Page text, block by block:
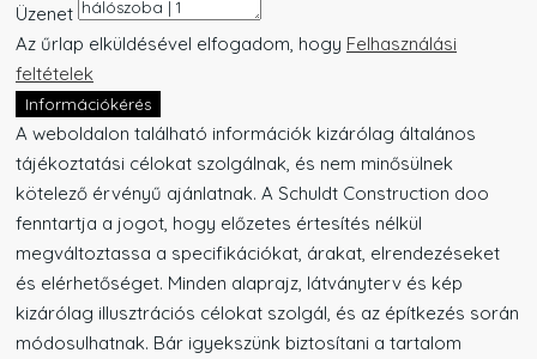
Üzenet
Az űrlap elküldésével elfogadom, hogy Felhasználási
feltételek
Információkérés
A weboldalon található információk kizárólag általános
tájékoztatási célokat szolgálnak, és nem minősülnek
kötelező érvényű ajánlatnak. A Schuldt Construction doo
fenntartja a jogot, hogy előzetes értesítés nélkül
megváltoztassa a specifikációkat, árakat, elrendezéseket
és elérhetőséget. Minden alaprajz, látványterv és kép
kizárólag illusztrációs célokat szolgál, és az építkezés során
módosulhatnak. Bár igyekszünk biztosítani a tartalom